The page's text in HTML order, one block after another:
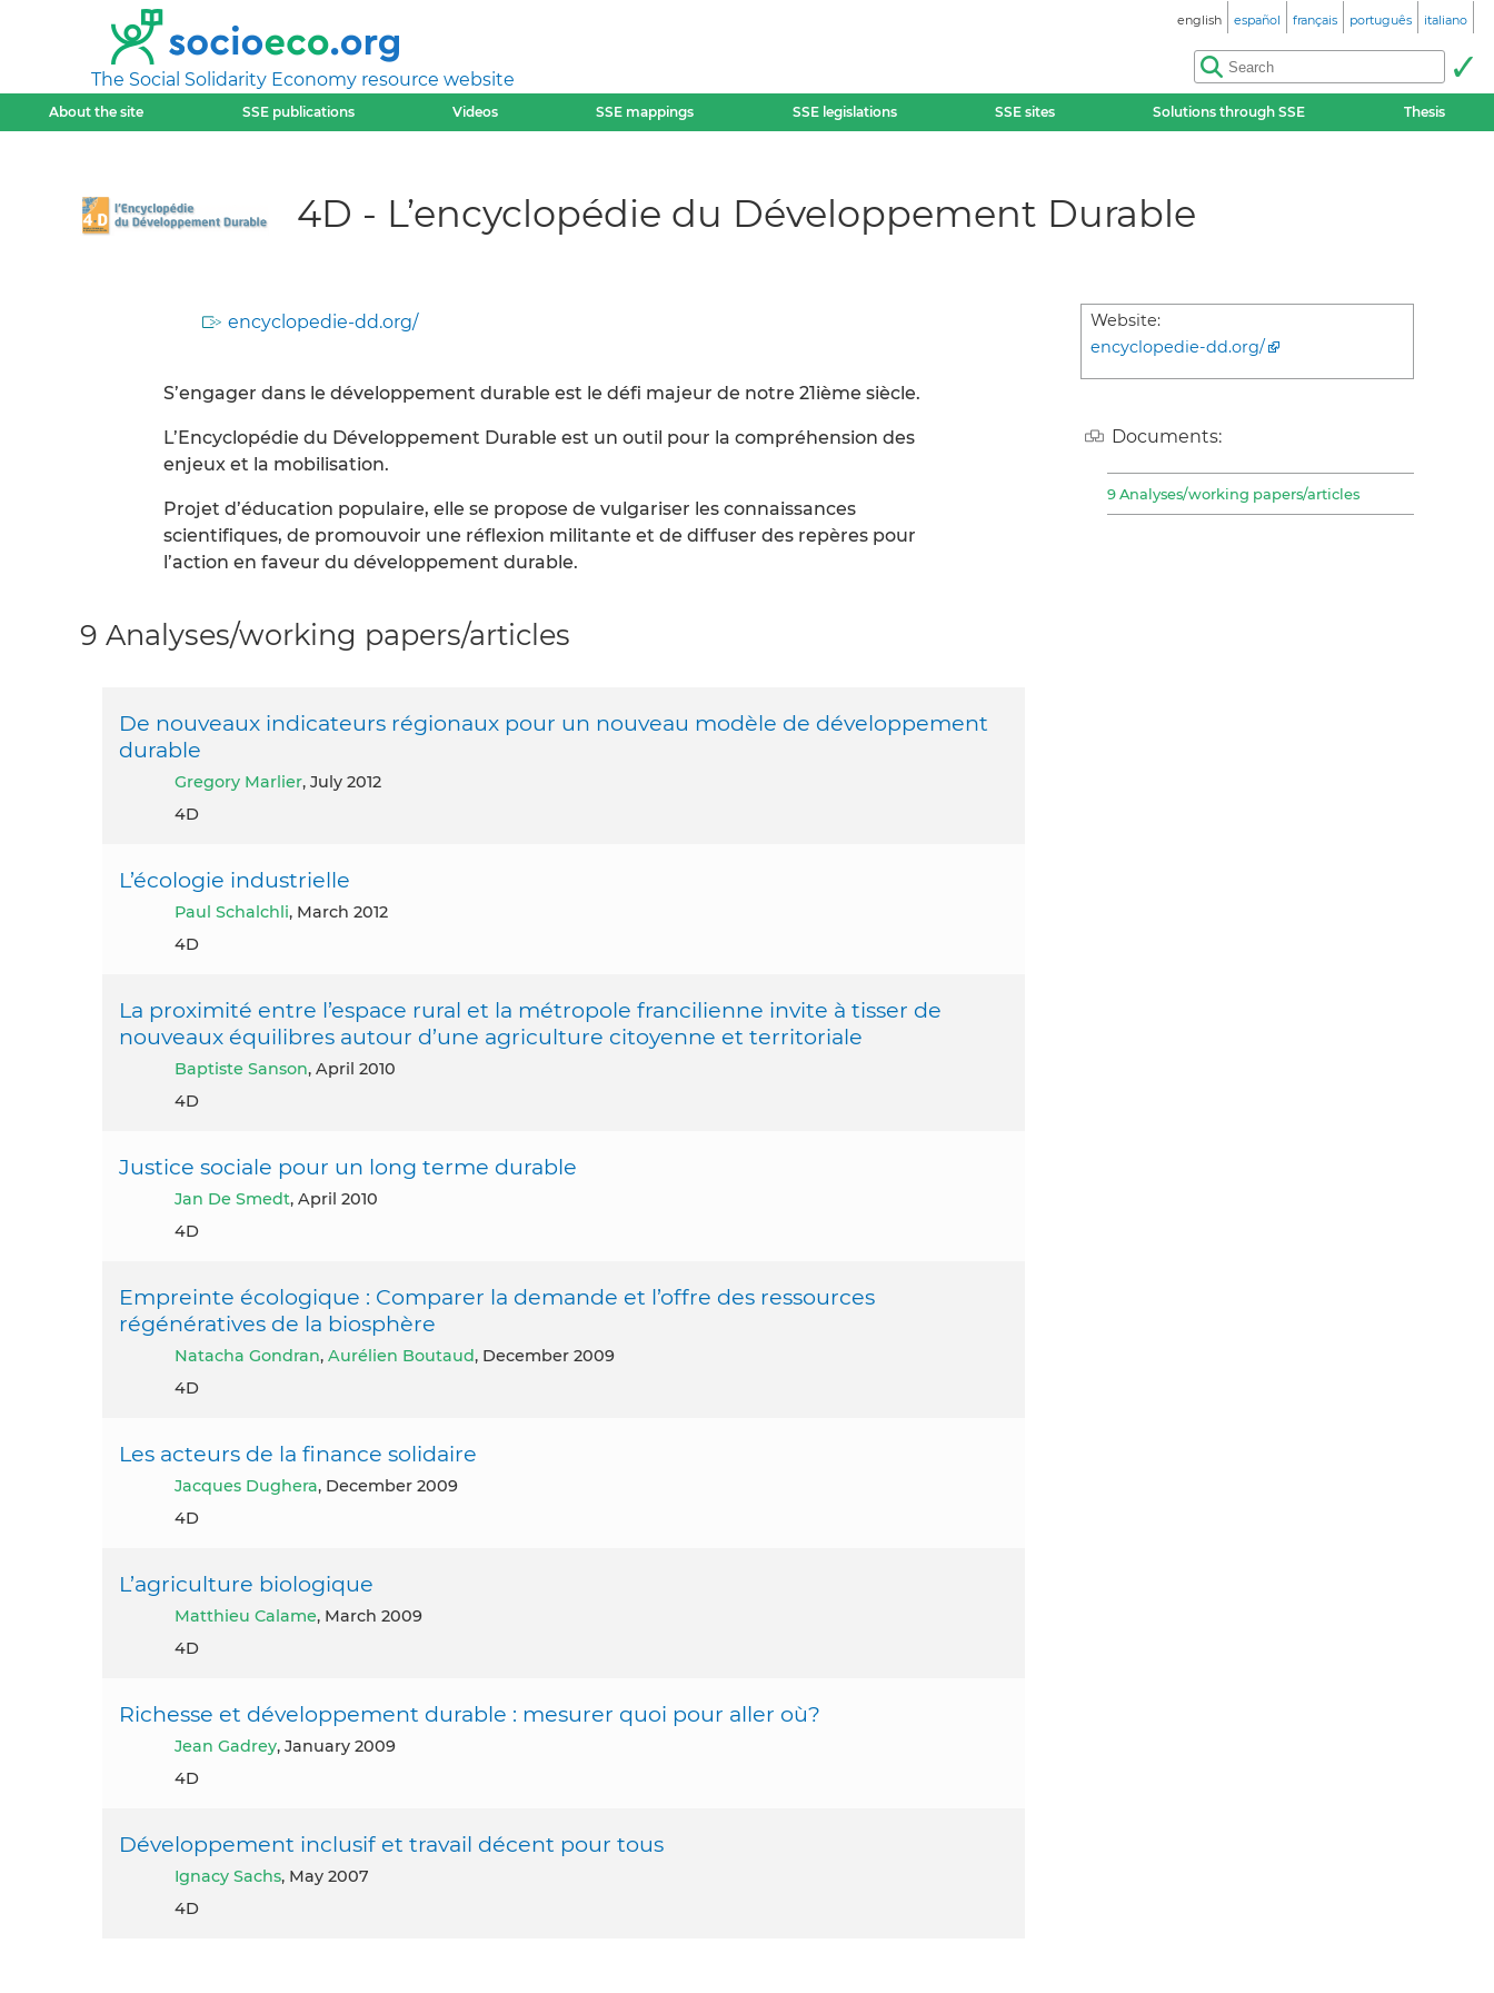
The Social Solidarity Economy resource website
english español français português italiano
About the site SSE publications Videos SSE mappings SSE legislations SSE sites Solutions through SSE Thesis
4D - L’encyclopédie du Développement Durable
encyclopedie-dd.org/
S’engager dans le développement durable est le défi majeur de notre 21ième siècle.
L’Encyclopédie du Développement Durable est un outil pour la compréhension des
enjeux et la mobilisation.
Projet d’éducation populaire, elle se propose de vulgariser les connaissances
scientifiques, de promouvoir une réflexion militante et de diffuser des repères pour
l’action en faveur du développement durable.
Website:
encyclopedie-dd.org/
Documents:
9 Analyses/working papers/articles
9 Analyses/working papers/articles
De nouveaux indicateurs régionaux pour un nouveau modèle de développement
durable
Gregory Marlier, July 2012
4D
L’écologie industrielle
Paul Schalchli, March 2012
4D
La proximité entre l’espace rural et la métropole francilienne invite à tisser de
nouveaux équilibres autour d’une agriculture citoyenne et territoriale
Baptiste Sanson, April 2010
4D
Justice sociale pour un long terme durable
Jan De Smedt, April 2010
4D
Empreinte écologique : Comparer la demande et l’offre des ressources
régénératives de la biosphère
Natacha Gondran, Aurélien Boutaud, December 2009
4D
Les acteurs de la finance solidaire
Jacques Dughera, December 2009
4D
L’agriculture biologique
Matthieu Calame, March 2009
4D
Richesse et développement durable : mesurer quoi pour aller où?
Jean Gadrey, January 2009
4D
Développement inclusif et travail décent pour tous
Ignacy Sachs, May 2007
4D